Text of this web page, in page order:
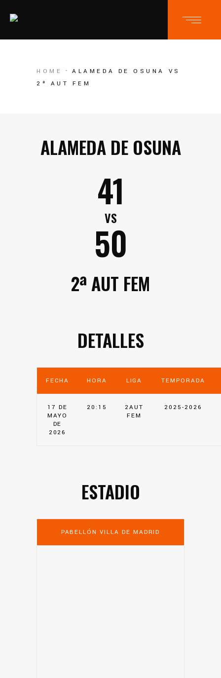
HOME
ALAMEDA DE OSUNA VS
2ª AUT FEM
ALAMEDA DE OSUNA
41
VS
50
2ª AUT FEM
DETALLES
FECHA HORA LIGA TEMPORADA
17 DE
MAYO
DE
2026
20:15
2AUT
FEM
2025-2026
ESTADIO
PABELLÓN VILLA DE MADRID